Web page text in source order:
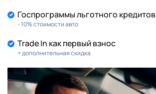
Госпрограммы льготного
- 10% стоимости авто
Trade In как первый взнос
+ дополнительная скидка